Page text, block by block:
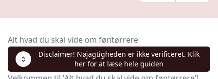
Alt hvad du skal vide om føntørrere
Disclaimer! Nøjagtigheden er ikke verificeret. Klik
her for at læse hele guiden